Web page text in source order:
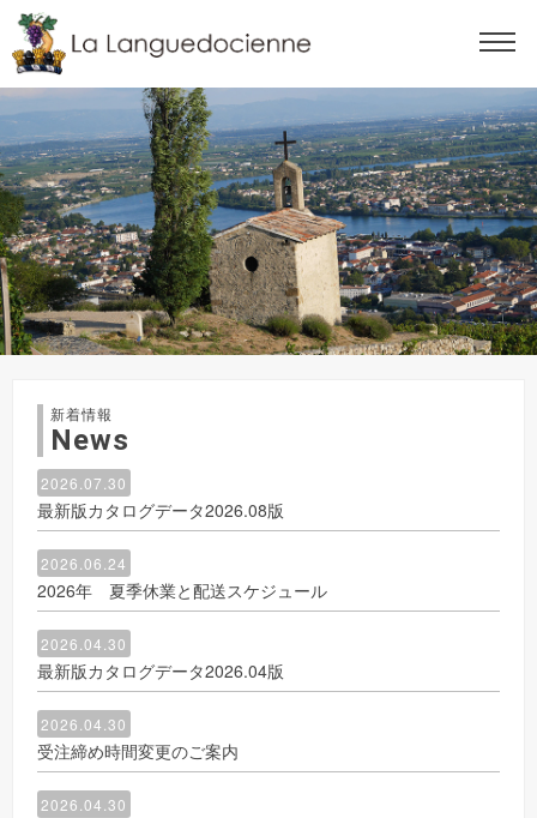
新着情報
News
2026.07.30
最新版カタログデータ2026.08版
2026.06.24
2026年 夏季休業と配送スケジュール
2026.04.30
最新版カタログデータ2026.04版
2026.04.30
受注締め時間変更のご案内
2026.04.30